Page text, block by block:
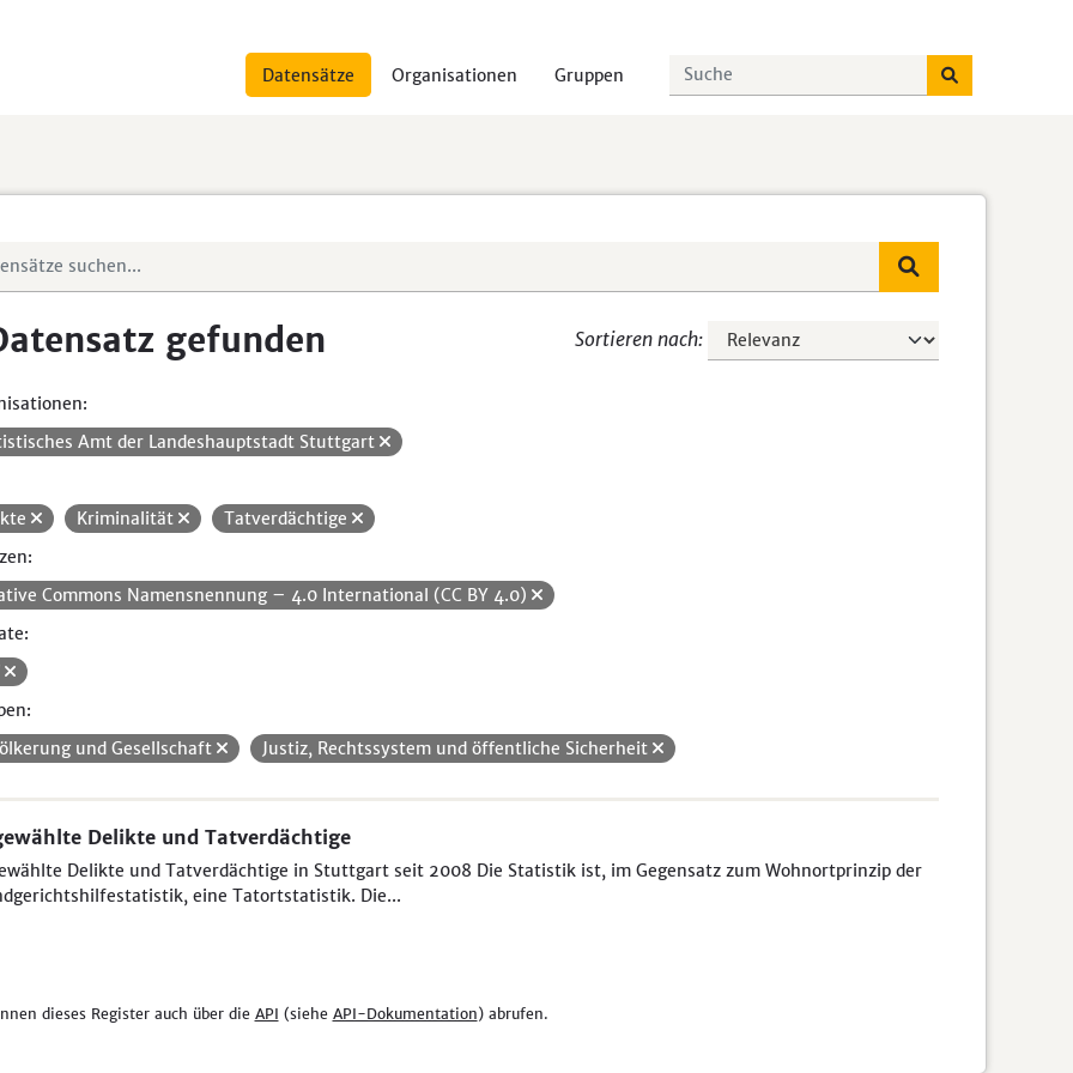
Datensätze Organisationen Gruppen
Sortieren nach
gefunden
Amt der Landeshauptstadt Stuttgart
Kriminalität
Tatverdächtige
Commons Namensnennung – 4.0 International (CC BY 4.0)
und Gesellschaft
Justiz, Rechtssystem und öffentliche Sicherheit
Delikte und Tatverdächtige
Delikte und Tatverdächtige in Stuttgart seit 2008 Die Statistik ist, im Gegensatz zum Wohnortprinzip der
eine Tatortstatistik. Die...
dieses Register auch über die API (siehe API-Dokumentation) abrufen.